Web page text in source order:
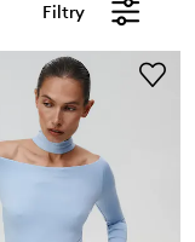
Filtry